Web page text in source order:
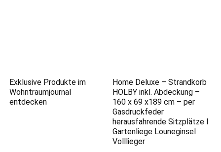
Exklusive Produkte im
Wohntraumjournal
entdecken
Home Deluxe – Strandkorb
HOLBY inkl. Abdeckung –
160 x 69 x189 cm – per
Gasdruckfeder
herausfahrende Sitzplätze I
Gartenliege Louneginsel
Volllieger